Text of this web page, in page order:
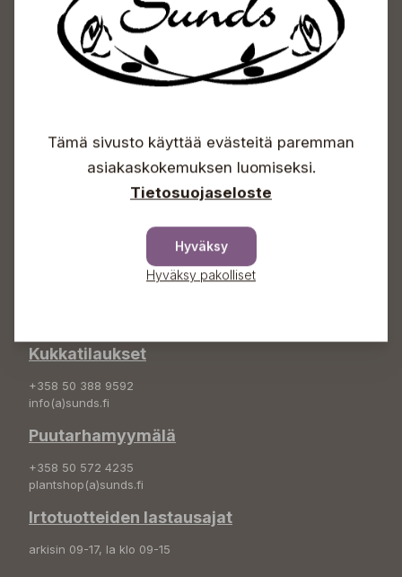
Sundin Puutarhakeskus
Avoinna
Sunnuntaisin Itsepalvelu
Info & vaihde
+358 50 388 9592
Kukkatilaukset
+358 50 388 9592
info(a)sunds.fi
Puutarhamyymälä
+358 50 572 4235
plantshop(a)sunds.fi
Irtotuotteiden lastausajat
arkisin 09-17, la klo 09-15
Tämä sivusto käyttää evästeitä paremman
asiakaskokemuksen luomiseksi.
Tietosuojaseloste
Hyväksy
Hyväksy pakolliset